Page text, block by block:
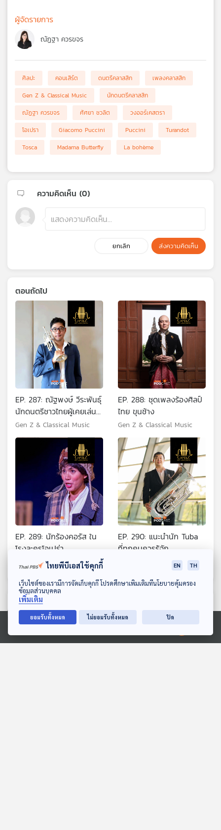
ดาวน์โหลด Thai PBS Podcast Application
Ⓒ 2020 องค์การกระจายเสียงและแพร่ภาพสาธารณะแห่งประเทศไทย
ผู้จัดรายการ
ณัฏฐา ควรขจร
ศิลปะ คอนเสิร์ต ดนตรีคลาสสิก
เพลงคลาสสิก
Gen Z & Classical Music
นักดนตรีคลาสสิก
ณัฏฐา ควรขจร
ศัศยา ชวลิต
วงออร์เคสตรา
โอเปรา
Giacomo Puccini Puccini
Turandot
Tosca
Madama Butterfly La bohème
ความคิดเห็น (0)
ยกเลิก ส่งความคิดเห็น
ตอนถัดไป
EP. 287: ณัฐพงษ์ วีระพันธุ์
นักดนตรีชาวไทยผู้เคยเล่น
กับ Chicago Symphony
Orchestra
Gen Z & Classical Music
EP. 288: ชุดเพลงร้องศิลป์
ไทย ขุนช้าง
Gen Z & Classical Music
EP. 289: นักร้องคอรัส ใน
โรงละครโอเปร่า
Gen Z & Classical Music
EP. 290: แนะนำนัก Tuba
ที่ทุกคนควรรู้จัก
Gen Z & Classical Music
ตอนที่เกี่ยวข้อง
ไทยพีบีเอสใช้คุกกี้ EN TH
เว็บไซต์ของเรามีการจัดเก็บคุกกี้ โปรดศึกษาเพิ่มเติมที่นโยบายคุ้มครอง
ข้อมูลส่วนบุคคล
เพิ่มเติม
ยอมรับทั้งหมด ไม่ยอมรับทั้งหมด ปิด